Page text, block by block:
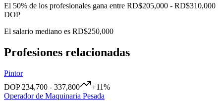
El 50% de los profesionales gana entre RD$205,000 - RD$310,000
DOP
El salario mediano es RD$250,000
Profesiones relacionadas
Pintor
DOP 234,700 - 337,800 +11%
Operador de Maquinaria Pesada